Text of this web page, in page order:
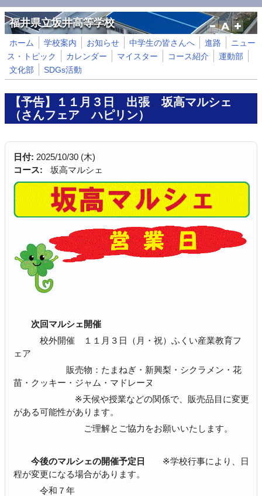
メインコンテンツに移動
福井県立坂井高等学校
ホーム 学校案内 お知らせ 中学生の皆さんへ 進路
ニュー
ス・トピック
カレンダー マイスター コース紹介
運動部
文化部
SDGs活動
【予告】１１月３日 出張 坂高マルシェ
（さんフェア ハピリン）
日付: 2025/10/30 (木)
コース:
坂高マルシェ
次回マルシェ開催
校外開催 １１月３日（月・祝）ふくい産業教育フ
ェア
販売物：たまねぎ・新興梨・シクラメン・花
苗・クッキー・ジャム・マドレーヌ
※天候や授業などの関係で、販売品目に変更
がある可能性があります。
ご理解とご協力をお願いいたします。
今後のマルシェの開催予定日
※学校行事により、日
程が変更になる場合があります。
令和７年